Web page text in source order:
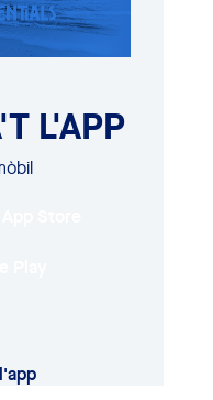
L'APP